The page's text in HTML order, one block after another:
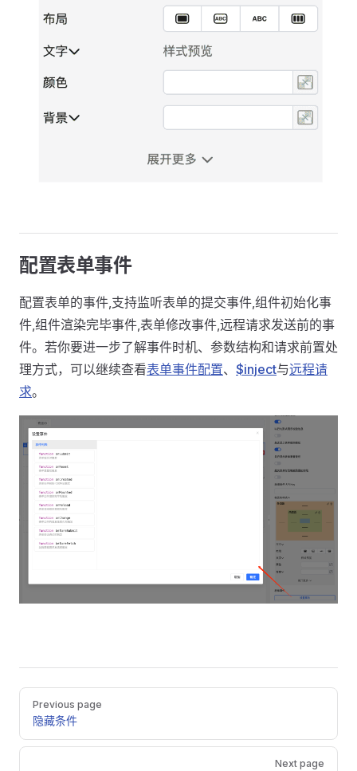
配置表单事件
配置表单的事件,支持监听表单的提交事件,组件初始化事
件,组件渲染完毕事件,表单修改事件,远程请求发送前的事
件。若你要进一步了解事件时机、参数结构和请求前置处
理方式，可以继续查看表单事件配置、 $inject与远程请
求。
Pager
Previous page
隐藏条件
Next page